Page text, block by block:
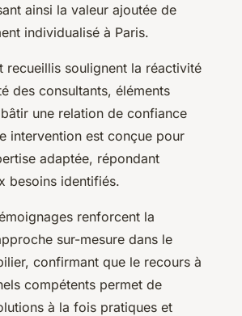
ainsi la valeur ajoutée de
individualisé à Paris.
recueillis soulignent la réactivité
des consultants, éléments
une relation de confiance
intervention est conçue pour
adaptée, répondant
besoins identifiés.
renforcent la
sur-mesure dans le
confirmant que le recours à
compétents permet de
à la fois pratiques et